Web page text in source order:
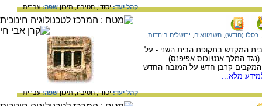
קהל יעד:יסודי,חטיבה,תיכוןשפה:עברית
כסלו (חודש) חשמונאים ירושלים ביהדות
בית המקדש בתקופת הבית השני - על
המלך אנטיוכוס אפיפנס).
הקריבו המקבים קרבן חדש על המזבח החדש
מלא...
קהל יעד:יסודי,חטיבה,תיכוןשפה:עברית